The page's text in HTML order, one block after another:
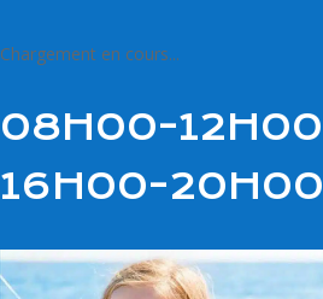
Chargement en cours...
08H00-12H00
16H00-20H00